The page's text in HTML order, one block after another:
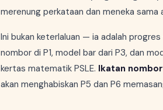
merenung perkataan dan meneka
Ini bukan keterlaluan — ia adalah
nombor di P1, model bar dari P3, dan
kertas matematik PSLE. Ikatan
akan menghabiskan P5 dan P6